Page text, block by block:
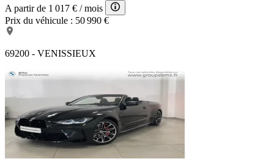
A partir de 1 017 € / mois
Prix du véhicule : 50 990 €
69200 - VENISSIEUX